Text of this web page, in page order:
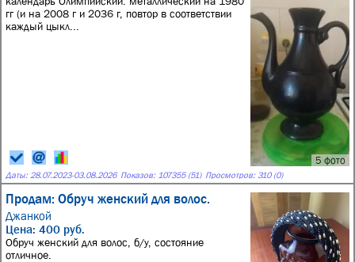
5 фото
гг (и на 2008 г и 2036 г, повтор в соответствии
каждый цыкл...
Даты: 28.07.2023-03.08.2026 Показов: 107355 (51) Просмотров: 310 (0)
Продам: Обруч женский для волос.
Джанкой
Цена: 400 руб.
Обруч женский для волос, б/у, состояние
отличное.